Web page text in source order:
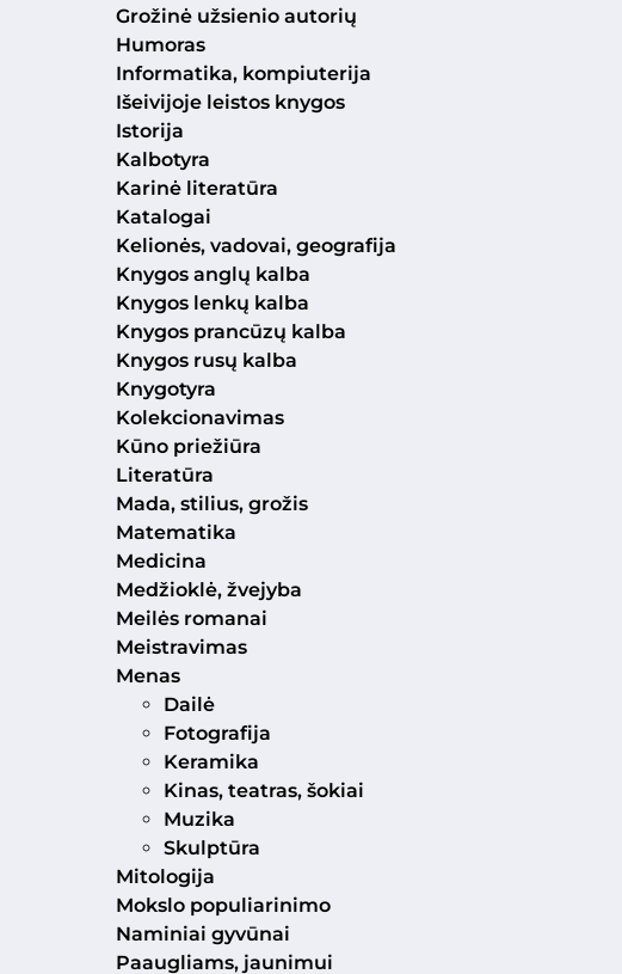
Grožinė užsienio autorių
Humoras
Informatika, kompiuterija
Išeivijoje leistos knygos
Istorija
Kalbotyra
Karinė literatūra
Katalogai
Kelionės, vadovai, geografija
Knygos anglų kalba
Knygos lenkų kalba
Knygos prancūzų kalba
Knygos rusų kalba
Knygotyra
Kolekcionavimas
Kūno priežiūra
Literatūra
Mada, stilius, grožis
Matematika
Medicina
Medžioklė, žvejyba
Meilės romanai
Meistravimas
Menas
Dailė
Fotografija
Keramika
Kinas, teatras, šokiai
Muzika
Skulptūra
Mitologija
Mokslo populiarinimo
Naminiai gyvūnai
Paaugliams, jaunimui